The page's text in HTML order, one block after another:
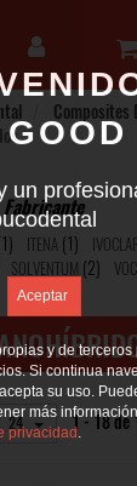
Composites
Fabricante
ITENA (1)
SOLVENTUM (2)
24 1 - 18 de
un
y de terceros
Si continua
su uso.
más
privacidad.